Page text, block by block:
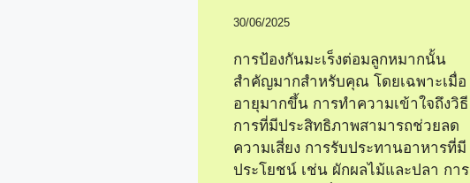
30/06/2025
การป้องกันมะเร็งต่อมลูกหมากนั้น
สำคัญมากสำหรับคุณ โดยเฉพาะเมื่อ
อายุมากขึ้น การทำความเข้าใจถึงวิธี
การที่มีประสิทธิภาพสามารถช่วยลด
ความเสี่ยง การรับประทานอาหารที่มี
ประโยชน์ เช่น ผักผลไม้และปลา การ